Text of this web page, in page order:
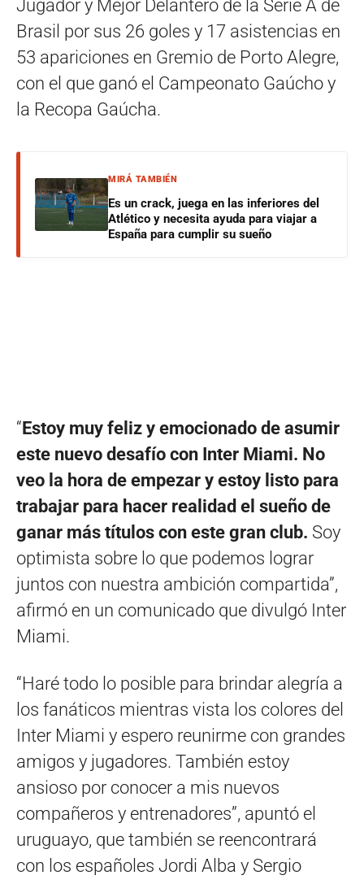
Jugador y Mejor Delantero de la Serie A de
Brasil por sus 26 goles y 17 asistencias en
53 apariciones en Gremio de Porto Alegre,
con el que ganó el Campeonato Gaúcho y
la Recopa Gaúcha.
MIRÁ TAMBIÉN
Es un crack, juega en las inferiores del
Atlético y necesita ayuda para viajar a
España para cumplir su sueño
“Estoy muy feliz y emocionado de asumir
este nuevo desafío con Inter Miami. No
veo la hora de empezar y estoy listo para
trabajar para hacer realidad el sueño de
ganar más títulos con este gran club. Soy
optimista sobre lo que podemos lograr
juntos con nuestra ambición compartida”,
afirmó en un comunicado que divulgó Inter
Miami.
“Haré todo lo posible para brindar alegría a
los fanáticos mientras vista los colores del
Inter Miami y espero reunirme con grandes
amigos y jugadores. También estoy
ansioso por conocer a mis nuevos
compañeros y entrenadores”, apuntó el
uruguayo, que también se reencontrará
con los españoles Jordi Alba y Sergio